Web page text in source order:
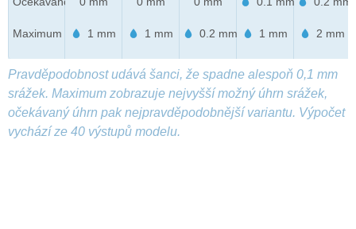
Maximum 1 mm 1 mm 0.2 mm 1 mm 2 mm
Pravděpodobnost udává šanci, že spadne alespoň 0,1 mm
srážek. Maximum zobrazuje nejvyšší možný úhrn srážek,
očekávaný úhrn pak nejpravděpodobnější variantu. Výpočet
vychází ze 40 výstupů modelu.